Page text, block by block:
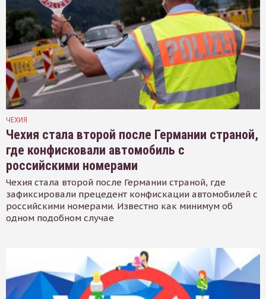
ЧЕХИЯ
Чехия стала второй после Германии страной,
где конфисковали автомобиль с
российскими номерами
Чехия стала второй после Германии страной, где
зафиксировали прецедент конфискации автомобилей с
российскими номерами. Известно как минимум об
одном подобном случае